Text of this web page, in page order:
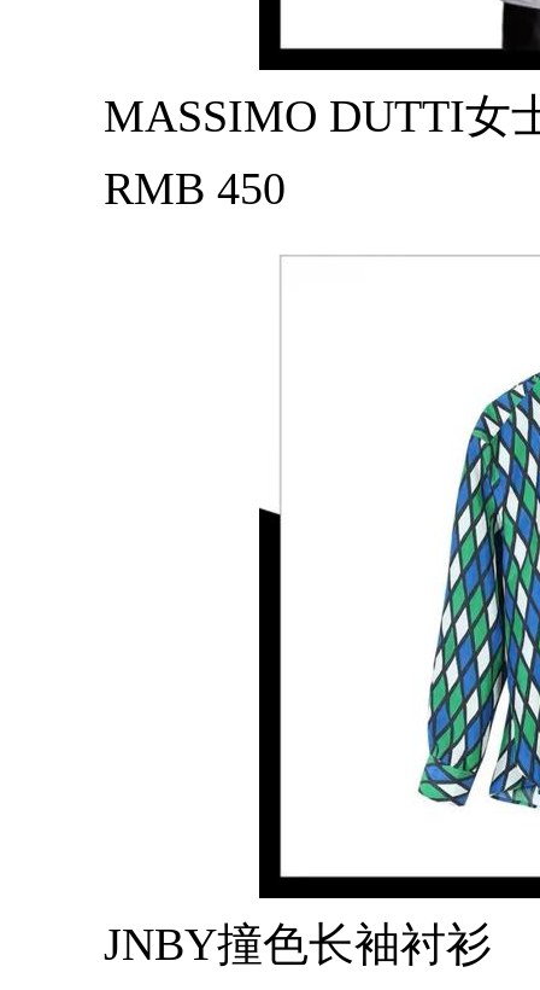
MASSIMO DUTTI女
RMB 450
JNBY撞色长袖衬衫